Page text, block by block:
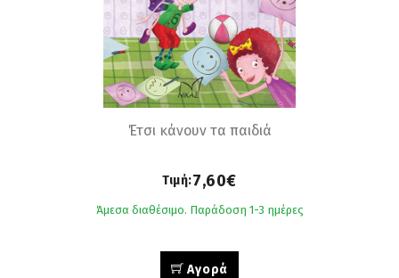
Έτσι κάνουν τα παιδιά
Τιμή:7,60€
Άμεσα διαθέσιμο. Παράδοση 1-3 ημέρες
Αγορά